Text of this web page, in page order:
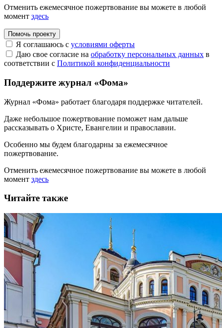
Отменить ежемесячное пожертвование вы можете в любой
момент здесь
Помочь проекту
Я соглашаюсь с условиями оферты
Даю свое согласие на обработку персональных данных в
соответствии с Политикой конфиденциальности
Поддержите журнал «Фома»
Журнал «Фома» работает благодаря поддержке читателей.
Даже небольшое пожертвование поможет нам дальше
рассказывать о Христе, Евангелии и православии.
Особенно мы будем благодарны за ежемесячное
пожертвование.
Отменить ежемесячное пожертвование вы можете в любой
момент здесь
Читайте также